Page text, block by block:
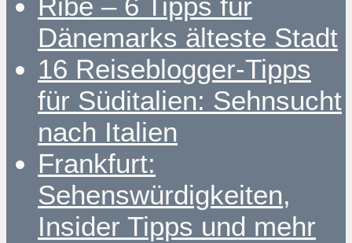
Dänemarks älteste Stadt
16 Reiseblogger-Tipps
für Süditalien: Sehnsucht
nach Italien
Frankfurt:
Sehenswürdigkeiten,
Insider Tipps und mehr